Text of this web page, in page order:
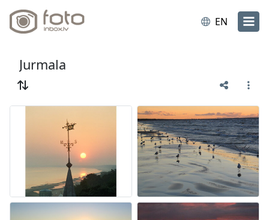
EN
Jurmala